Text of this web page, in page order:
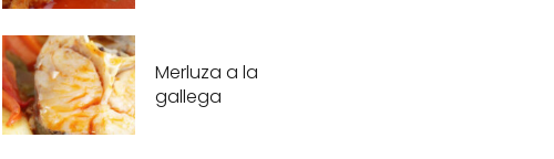
Merluza a la
gallega